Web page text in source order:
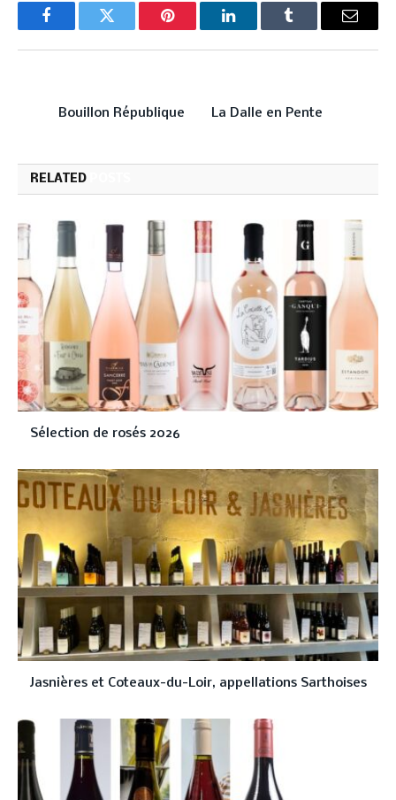
FacebookTwitter Pinterest LinkedInTumblr Email
Bouillon République
La Dalle en Pente
RELATED
Sélection de rosés 2026
Jasnières et Coteaux-du-Loir, appellations Sarthoises